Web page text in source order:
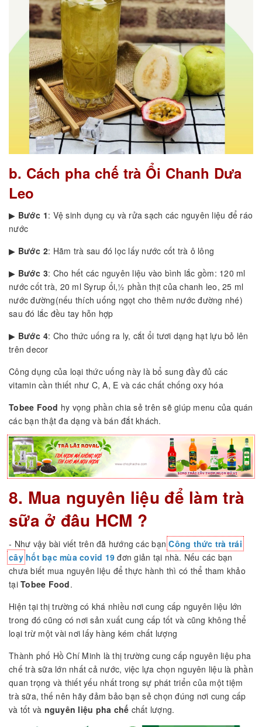
b. Cách pha chế trà Ổi Chanh Dưa
Leo
▶ Bước 1: Vệ sinh dụng cụ và rửa sạch các nguyên liệu để ráo
nước
▶ Bước 2: Hãm trà sau đó lọc lấy nước cốt trà ô lông
▶ Bước 3: Cho hết các nguyên liệu vào bình lắc gồm: 120 ml
nước cốt trà, 20 ml Syrup ổi,½ phần thịt của chanh leo, 25 ml
nước đường(nếu thích uống ngọt cho thêm nước đường nhé)
sau đó lắc đều tay hỗn hợp
▶ Bước 4: Cho thức uống ra ly, cắt ổi tươi dạng hạt lựu bỏ lên
trên decor
Công dụng của loại thức uống này là bổ sung đầy đủ các
vitamin cần thiết như C, A, E và các chất chống oxy hóa
Tobee Food hy vọng phần chia sẻ trên sẽ giúp menu của quán
các bạn thật đa dạng và bán đắt khách.
8. Mua nguyên liệu để làm trà
sữa ở đâu HCM ?
- Như vậy bài viết trên đã hướng các bạnCông thức trà trái
câyhốt bạc mùa covid 19 đơn giản tại nhà. Nếu các bạn
chưa biết mua nguyên liệu để thực hành thì có thể tham khảo
tại Tobee Food.
Hiện tại thị trường có khá nhiều nơi cung cấp nguyên liệu lớn
trong đó cũng có nơi sản xuất cung cấp tốt và cũng không thể
loại trừ một vài nơi lấy hàng kém chất lượng
Thành phố Hồ Chí Minh là thị trường cung cấp nguyên liệu pha
chế trà sữa lớn nhất cả nước, việc lựa chọn nguyên liệu là phần
quan trọng và thiết yếu nhất trong sự phát triển của một tiệm
trà sữa, thế nên hãy đảm bảo bạn sẻ chọn đúng nơi cung cấp
và tốt và nguyên liệu pha chế chất lượng.